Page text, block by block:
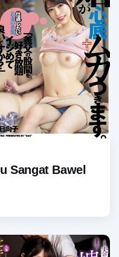
Sangat Bawel